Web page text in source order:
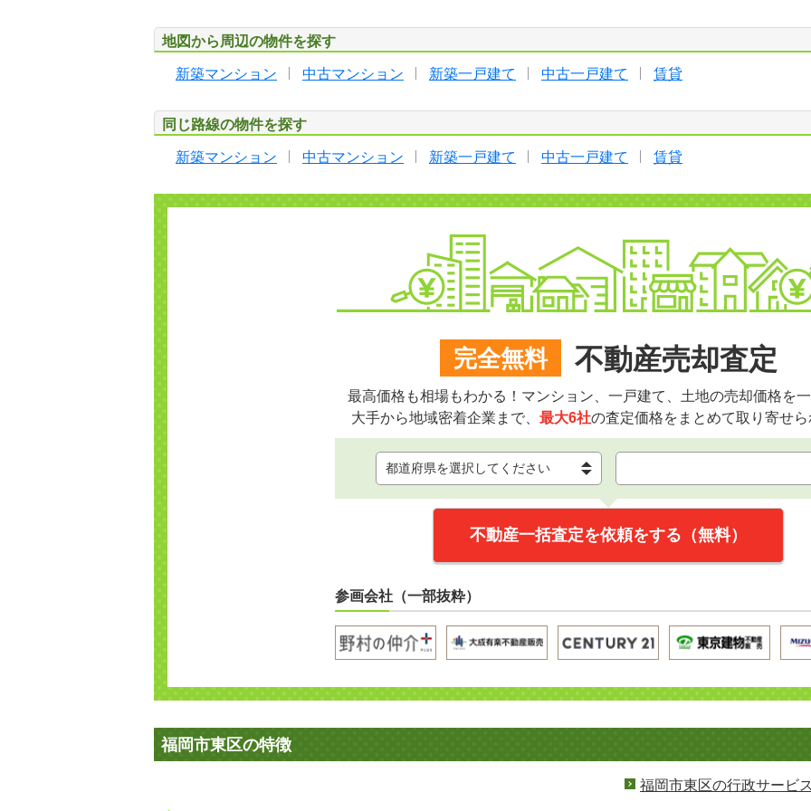
地図から周辺の物件を探す
新築マンション 中古マンション 新築一戸建て 中古一戸建て 賃貸
同じ路線の物件を探す
新築マンション 中古マンション 新築一戸建て 中古一戸建て 賃貸
完全無料 不動産売却査定
最高価格も相場もわかる！マンション、一戸建て、土地の売却価格を
大手から地域密着企業まで、 最大6社の査定価格をまとめて取り寄せ
不動産一括査定を依頼をする（無料）
参画会社（一部抜粋）
福岡市東区の特徴
福岡市東区の行政サービ